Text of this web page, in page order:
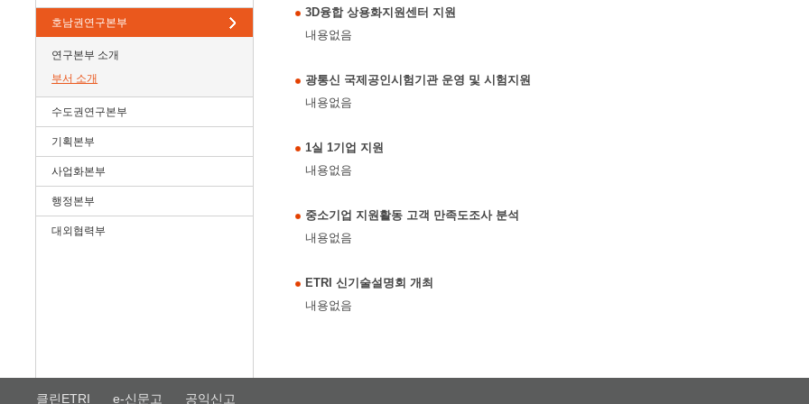
호남권연구본부
연구본부 소개
부서 소개
수도권연구본부
기획본부
사업화본부
행정본부
대외협력부
3D융합 상용화지원센터 지원
내용없음
광통신 국제공인시험기관 운영 및 시험지원
내용없음
1실 1기업 지원
내용없음
중소기업 지원활동 고객 만족도조사 분석
내용없음
ETRI 신기술설명회 개최
내용없음
클린ETRI e-신문고 공익신고